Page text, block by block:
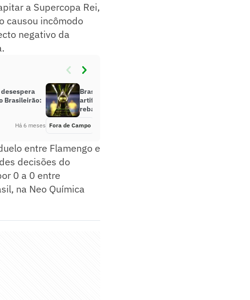
a Supercopa Rei,
causou incômodo
negativo da
desespera
Brasileirão:
Há 6 meses
Brasileirão 2026: inteligência
artificial crava campeão e
rebaixados do torneio
Fora de Campo
entre Flamengo e
decisões do
0 a 0 entre
na Neo Química